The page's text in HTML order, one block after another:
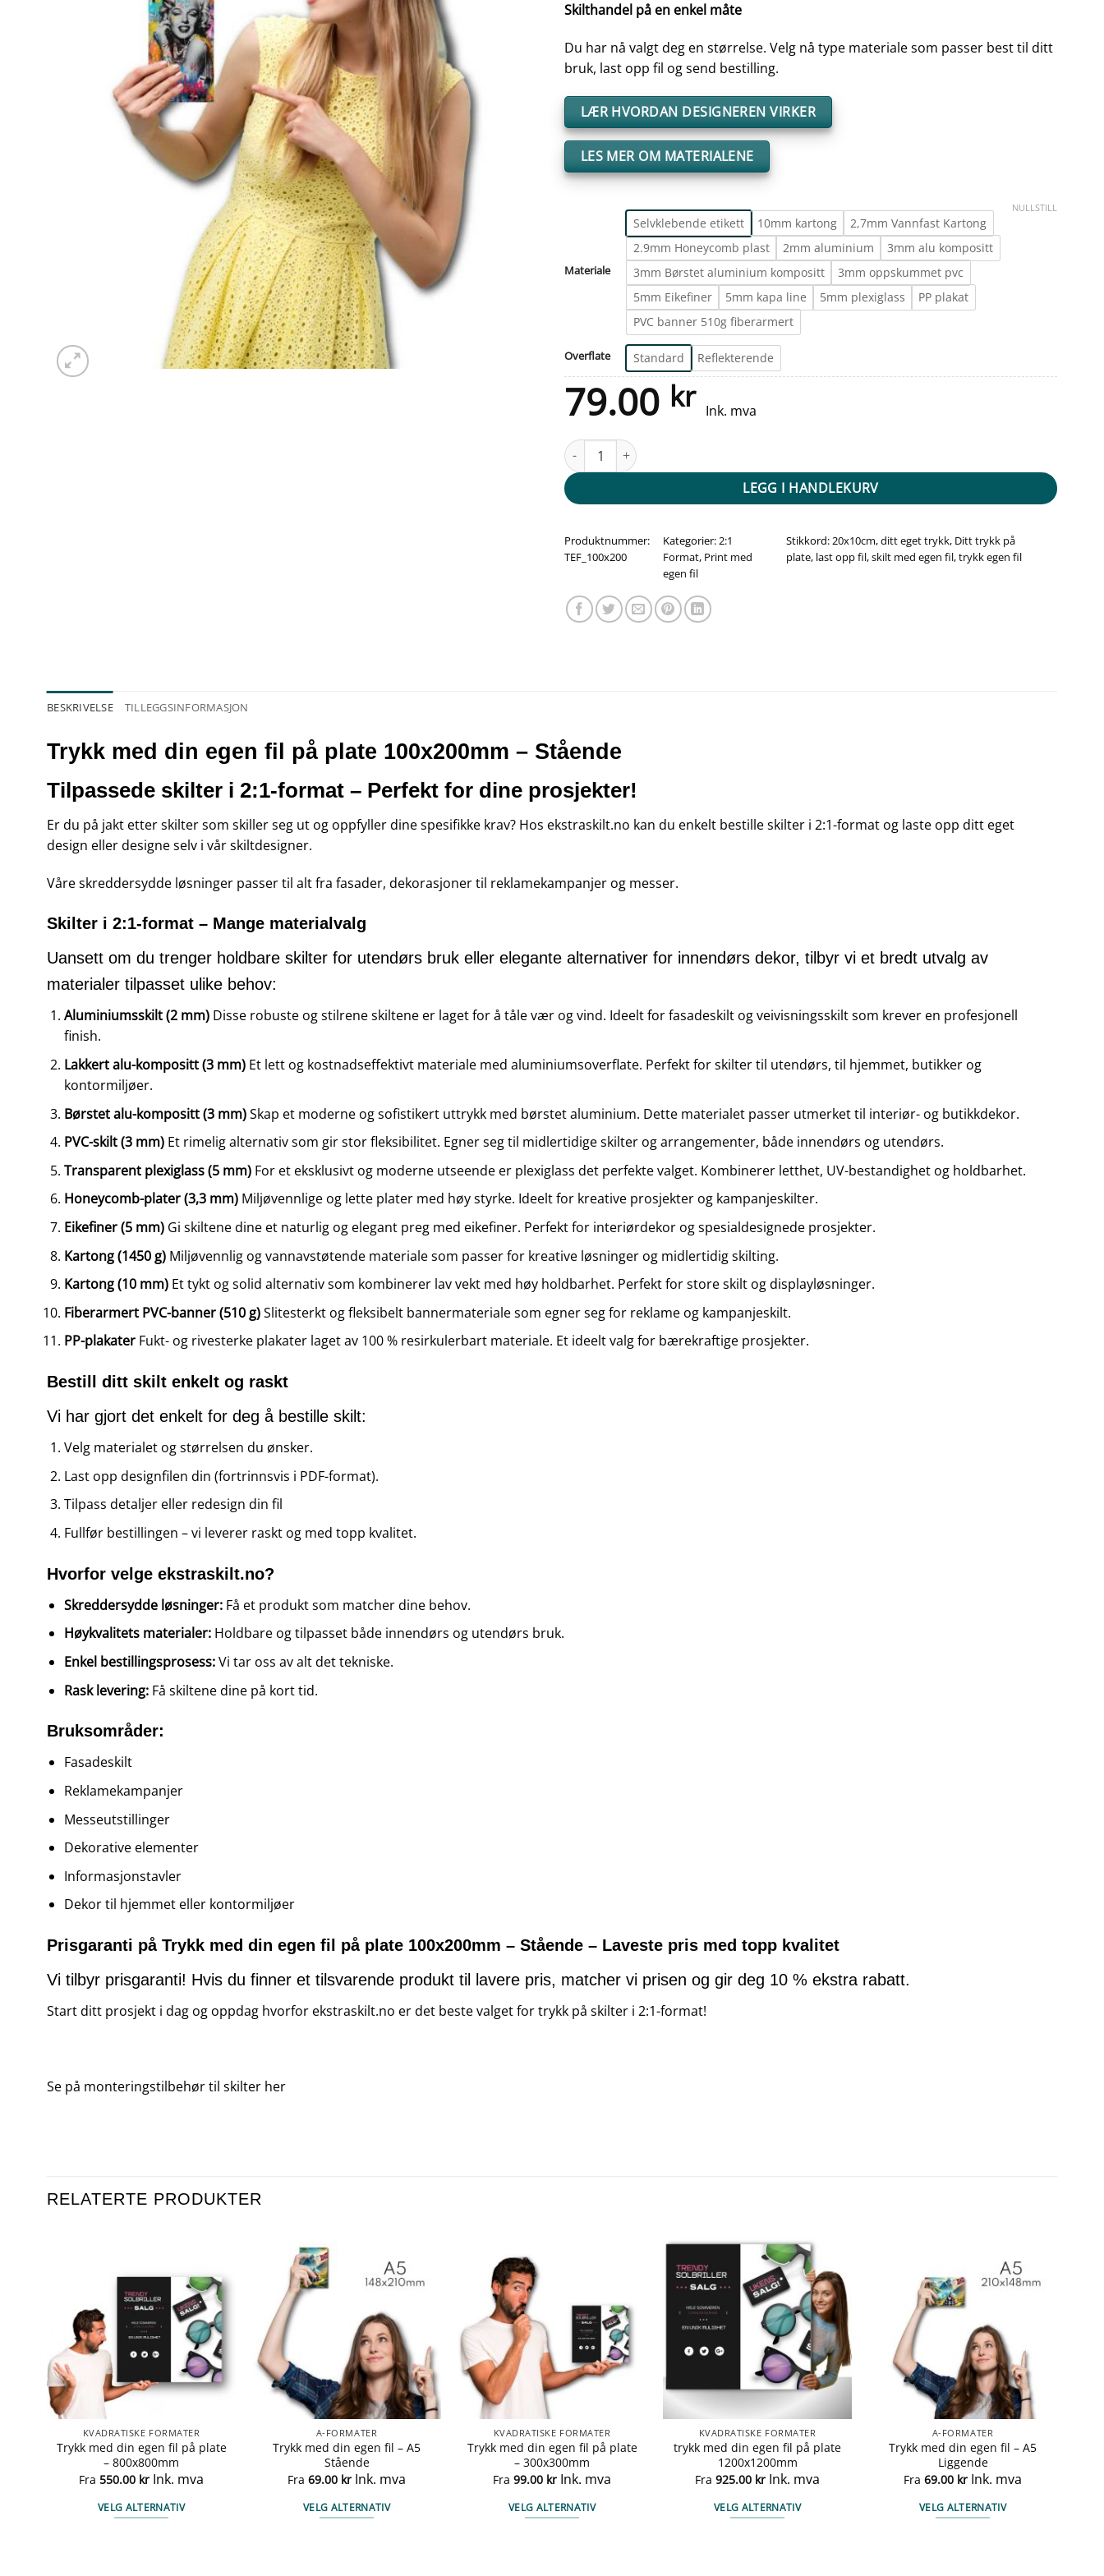
Skilthandel på en enkel måte
Du har nå valgt deg en størrelse. Velg nå type materiale som passer best til ditt
bruk, last opp fil og send bestilling.
LÆR HVORDAN DESIGNEREN VIRKER
LES MER OM MATERIALENE
Materiale
Selvklebende etikett 10mm kartong
2,7mm Vannfast Kartong
2.9mm Honeycomb plast
2mm aluminium
3mm alu kompositt
3mm Børstet aluminium kompositt
3mm oppskummet pvc
5mm Eikefiner
5mm kapa line 5mm plexiglass
PP plakat
PVC banner 510g fiberarmert
Overflate Standard Reflekterende
NULLSTILL
79.00 kr Ink. mva
Trykk med din egen fil på plate 100x200mm - Stående antall
LEGG I HANDLEKURV
Produktnummer:
TEF_100x200
Kategorier: 2:1
Format, Print med
egen fil
Stikkord: 20x10cm,ditt eget trykk, Ditt trykk på
plate, last opp fil,skilt med egen fil,trykk egen fil
BESKRIVELSE TILLEGGSINFORMASJON
Trykk med din egen fil på plate 100x200mm – Stående
Tilpassede skilter i 2:1-format – Perfekt for dine prosjekter!
Er du på jakt etter skilter som skiller seg ut og oppfyller dine spesifikke krav? Hos ekstraskilt.no kan du enkelt bestille skilter i 2:1-format og laste opp ditt eget
design eller designe selv i vår skiltdesigner.
Våre skreddersydde løsninger passer til alt fra fasader, dekorasjoner til reklamekampanjer og messer.
Skilter i 2:1-format – Mange materialvalg
Uansett om du trenger holdbare skilter for utendørs bruk eller elegante alternativer for innendørs dekor, tilbyr vi et bredt utvalg av
materialer tilpasset ulike behov:
Aluminiumsskilt (2 mm)Disse robuste og stilrene skiltene er laget for å tåle vær og vind. Ideelt for fasadeskilt og veivisningsskilt som krever en profesjonell
finish.
Lakkert alu-kompositt (3 mm)Et lett og kostnadseffektivt materiale med aluminiumsoverflate. Perfekt for skilter til utendørs, til hjemmet, butikker og
kontormiljøer.
Børstet alu-kompositt (3 mm)Skap et moderne og sofistikert uttrykk med børstet aluminium. Dette materialet passer utmerket til interiør- og butikkdekor.
PVC-skilt (3 mm)Et rimelig alternativ som gir stor fleksibilitet. Egner seg til midlertidige skilter og arrangementer, både innendørs og utendørs.
Transparent plexiglass (5 mm)For et eksklusivt og moderne utseende er plexiglass det perfekte valget. Kombinerer letthet, UV-bestandighet og holdbarhet.
Honeycomb-plater (3,3 mm)Miljøvennlige og lette plater med høy styrke. Ideelt for kreative prosjekter og kampanjeskilter.
Eikefiner (5 mm)Gi skiltene dine et naturlig og elegant preg med eikefiner. Perfekt for interiørdekor og spesialdesignede prosjekter.
Kartong (1450 g)Miljøvennlig og vannavstøtende materiale som passer for kreative løsninger og midlertidig skilting.
Kartong (10 mm)Et tykt og solid alternativ som kombinerer lav vekt med høy holdbarhet. Perfekt for store skilt og displayløsninger.
Fiberarmert PVC-banner (510 g)Slitesterkt og fleksibelt bannermateriale som egner seg for reklame og kampanjeskilt.
PP-plakaterFukt- og rivesterke plakater laget av 100 % resirkulerbart materiale. Et ideelt valg for bærekraftige prosjekter.
Bestill ditt skilt enkelt og raskt
Vi har gjort det enkelt for deg å bestille skilt:
Velg materialet og størrelsen du ønsker.
Last opp designfilen din (fortrinnsvis i PDF-format).
Tilpass detaljer eller redesign din fil
Fullfør bestillingen – vi leverer raskt og med topp kvalitet.
Hvorfor velge ekstraskilt.no?
Skreddersydde løsninger:Få et produkt som matcher dine behov.
Høykvalitets materialer:Holdbare og tilpasset både innendørs og utendørs bruk.
Enkel bestillingsprosess:Vi tar oss av alt det tekniske.
Rask levering:Få skiltene dine på kort tid.
Bruksområder:
Fasadeskilt
Reklamekampanjer
Messeutstillinger
Dekorative elementer
Informasjonstavler
Dekor til hjemmet eller kontormiljøer
Prisgaranti på Trykk med din egen fil på plate 100x200mm – Stående – Laveste pris med topp kvalitet
Vi tilbyr prisgaranti! Hvis du finner et tilsvarende produkt til lavere pris, matcher vi prisen og gir deg 10 % ekstra rabatt.
Start ditt prosjekt i dag og oppdag hvorfor ekstraskilt.no er det beste valget for trykk på skilter i 2:1-format!
Se på monteringstilbehør til skilter her
RELATERTE PRODUKTER
KVADRATISKE FORMATER
Trykk med din egen fil på plate
– 800x800mm
Fra 550.00 kr Ink. mva
VELG ALTERNATIV
A-FORMATER
Trykk med din egen fil – A5
Stående
Fra 69.00 kr Ink. mva
VELG ALTERNATIV
KVADRATISKE FORMATER
Trykk med din egen fil på plate
– 300x300mm
Fra 99.00 kr Ink. mva
VELG ALTERNATIV
KVADRATISKE FORMATER
trykk med din egen fil på plate
1200x1200mm
Fra 925.00 kr Ink. mva
VELG ALTERNATIV
A-FORMATER
Trykk med din egen fil – A5
Liggende
Fra 69.00 kr Ink. mva
VELG ALTERNATIV